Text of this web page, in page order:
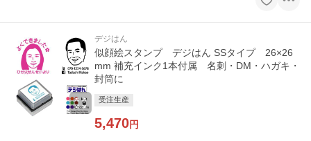
デジはん
似顔絵スタンプ デジはん SSタイプ 26×26
mm 補充インク1本付属 名刺・DM・ハガキ・
封筒に
受注生産
5,470円